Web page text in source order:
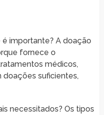
importante? A doação
fornece o
médicos,
doações suficientes,
necessitados? Os tipos